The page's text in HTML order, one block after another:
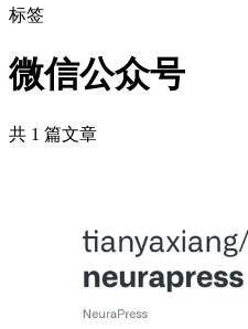
标签
微信公众号
共 1 篇文章